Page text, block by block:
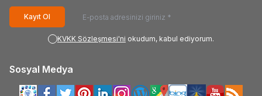
Kayıt Ol
KVKK Sözleşmesi'ni okudum, kabul ediyorum.
Sosyal Medya